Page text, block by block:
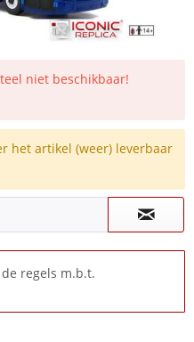
niet beschikbaar!
het artikel (weer) leverbaar
regels m.b.t.